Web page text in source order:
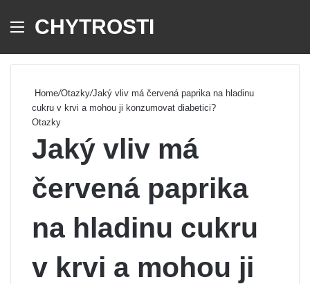
Menu
CHYTROSTI
Home/Otazky/Jaký vliv má červená paprika na hladinu
cukru v krvi a mohou ji konzumovat diabetici?
Otazky
Jaký vliv má
červená paprika
na hladinu cukru
v krvi a mohou ji